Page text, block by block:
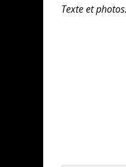
Texte et